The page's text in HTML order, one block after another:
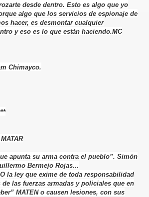
desde dentro. Esto es algo que yo
algo que los servicios de espionaje de
hacer, es desmontar cualquier
y eso es lo que están haciendo.MC
apunta su arma contra el pueblo”. Simón
Bermejo Rojas...
la ley que exime de toda responsabilidad
las fuerzas armadas y policiales que en
MATEN o causen lesiones, con sus